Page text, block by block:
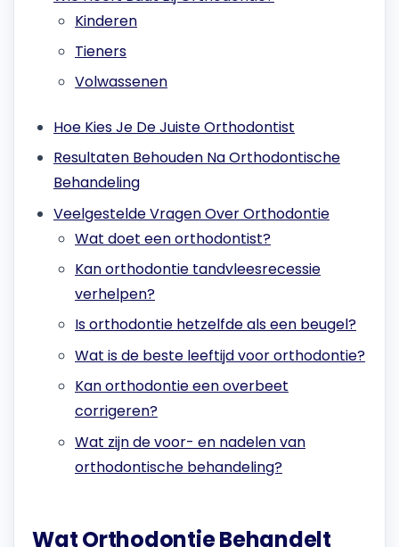
Kinderen
Tieners
Volwassenen
Hoe Kies Je De Juiste Orthodontist
Resultaten Behouden Na Orthodontische
Behandeling
Veelgestelde Vragen Over Orthodontie
Wat doet een orthodontist?
Kan orthodontie tandvleesrecessie
verhelpen?
Is orthodontie hetzelfde als een beugel?
Wat is de beste leeftijd voor orthodontie?
Kan orthodontie een overbeet
corrigeren?
Wat zijn de voor- en nadelen van
orthodontische behandeling?
Wat Orthodontie Behandelt